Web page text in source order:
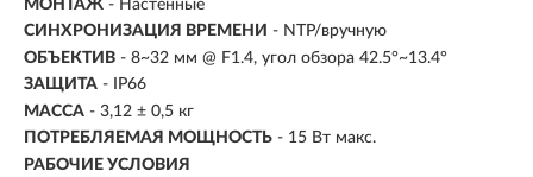
МОНТАЖ - Настенные
СИНХРОНИЗАЦИЯ ВРЕМЕНИ - NTP/вручную
ОБЪЕКТИВ - 8~32 мм @ F1.4, угол обзора 42.5°~13.4°
ЗАЩИТА - IP66
МАССА - 3,12 ± 0,5 кг
ПОТРЕБЛЯЕМАЯ МОЩНОСТЬ - 15 Вт макс.
РАБОЧИЕ УСЛОВИЯ